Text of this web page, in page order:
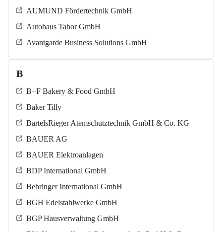
AUMUND Fördertechnik GmbH
Autohaus Tabor GmbH
Avantgarde Business Solutions GmbH
B
B+F Bakery & Food GmbH
Baker Tilly
BartelsRieger Atemschutztechnik GmbH & Co. KG
BAUER AG
BAUER Elektroanlagen
BDP International GmbH
Behringer International GmbH
BGH Edelstahlwerke GmbH
BGP Hausverwaltung GmbH